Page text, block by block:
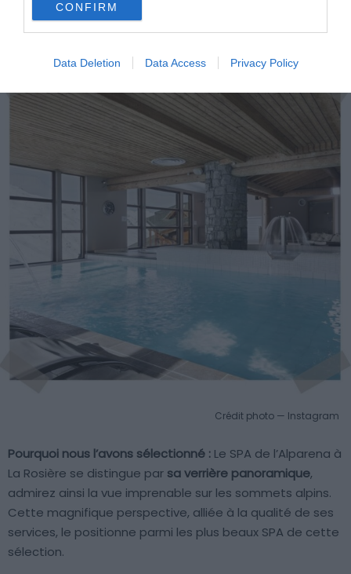
CONFIRM
Data Deletion Data Access Privacy Policy
Le spa de l’Alparena à La Rosière
Crédit photo — Instagram
Pourquoi nous l’avons sélectionné : Le SPA de l’Alparena à
La Rosière se distingue par sa verrière panoramique,
admirez ainsi la vue imprenable sur les sommets alpins.
Cette magnifique perspective, alliée à la qualité de ses
services, le positionne parmi les plus beaux SPA de cette
sélection.